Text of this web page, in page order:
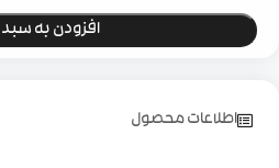
افزودن به
اطلاعات محصول